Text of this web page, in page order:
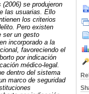
se produjeron
las usuarias. Ello
los criterios
Pero existen
ser un gesto
incorporado a la
favoreciendo el
por indicación
médico-legal.
dentro del sistema
marco de seguridad